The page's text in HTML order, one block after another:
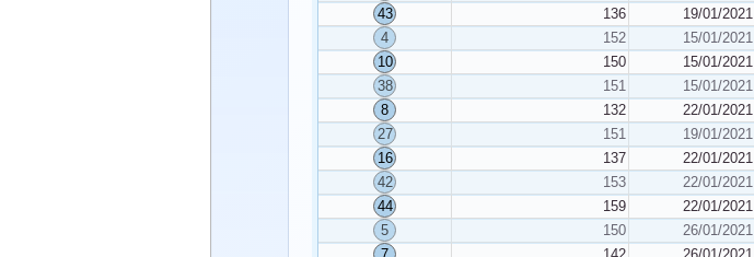
43
136 19/01/2021
4
152 15/01/2021
10
150 15/01/2021
38
151 15/01/2021
8
132 22/01/2021
27
151 19/01/2021
16
137 22/01/2021
42
153 22/01/2021
44
159 22/01/2021
5
150 26/01/2021